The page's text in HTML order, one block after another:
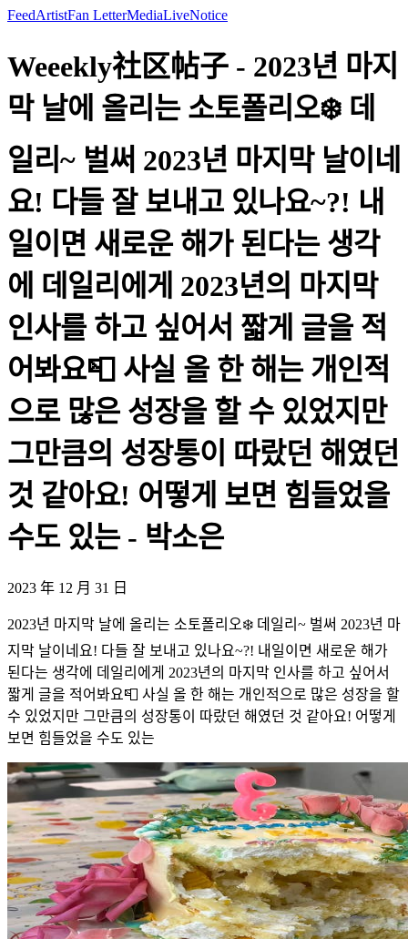
FeedArtistFan LetterMediaLiveNotice
Weeekly社区帖子 - 2023년 마지
막 날에 올리는 소토폴리오❄️ 데
일리~ 벌써 2023년 마지막 날이네
요! 다들 잘 보내고 있나요~?! 내
일이면 새로운 해가 된다는 생각
에 데일리에게 2023년의 마지막
인사를 하고 싶어서 짧게 글을 적
어봐요📮 사실 올 한 해는 개인적
으로 많은 성장을 할 수 있었지만
그만큼의 성장통이 따랐던 해였던
것 같아요! 어떻게 보면 힘들었을
수도 있는 - 박소은
2023 年 12 月 31 日
2023년 마지막 날에 올리는 소토폴리오❄️ 데일리~ 벌써 2023년 마
지막 날이네요! 다들 잘 보내고 있나요~?! 내일이면 새로운 해가
된다는 생각에 데일리에게 2023년의 마지막 인사를 하고 싶어서
짧게 글을 적어봐요📮 사실 올 한 해는 개인적으로 많은 성장을 할
수 있었지만 그만큼의 성장통이 따랐던 해였던 것 같아요! 어떻게
보면 힘들었을 수도 있는